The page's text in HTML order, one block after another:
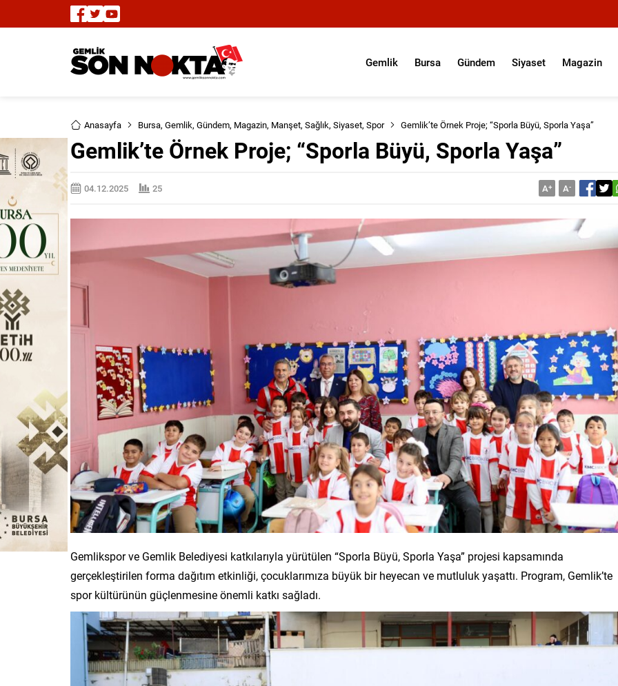
Gemlik Bursa Gündem Siyaset Magazin
Anasayfa Bursa, Gemlik, Gündem, Magazin, Manşet, Sağlık, Siyaset, Spor Gemlik’te Örnek Proje; “Sporla Büyü, Sporla Yaşa”
Gemlik’te Örnek Proje; “Sporla Büyü, Sporla Yaşa”
04.12.2025 25 A+ A-
Gemlikspor ve Gemlik Belediyesi katkılarıyla yürütülen “Sporla Büyü, Sporla Yaşa” projesi kapsamında
gerçekleştirilen forma dağıtım etkinliği, çocuklarımıza büyük bir heyecan ve mutluluk yaşattı. Program, Gemlik’te
spor kültürünün güçlenmesine önemli katkı sağladı.